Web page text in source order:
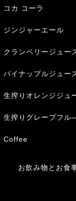
コカ コーラ
ジンジャーエール
クランベリージュー
パイナップルジュー
生搾りオレンジジュ
生搾りグレープフル
Coffee
お飲み物とお食